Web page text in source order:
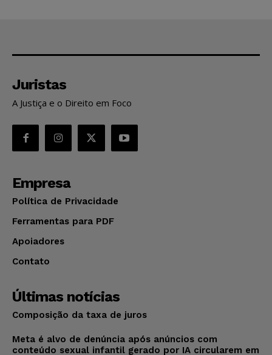
Juristas
A Justiça e o Direito em Foco
Empresa
Política de Privacidade
Ferramentas para PDF
Apoiadores
Contato
Últimas notícias
Composição da taxa de juros
Meta é alvo de denúncia após anúncios com
conteúdo sexual infantil gerado por IA circularem em